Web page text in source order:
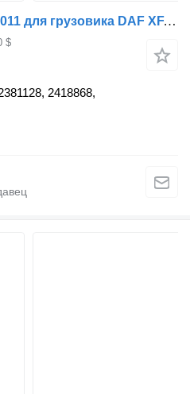
Клапан EGR Paccar 2243011 для грузовика DAF XF, XD, XG
$
2418868,